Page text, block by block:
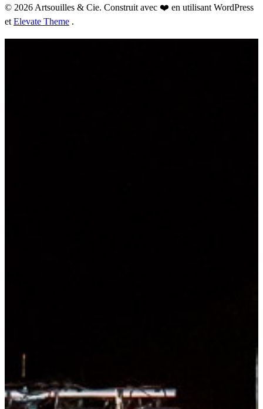
© 2026 Artsouilles & Cie. Construit avec ❤️ en utilisant WordPress
et Elevate Theme .